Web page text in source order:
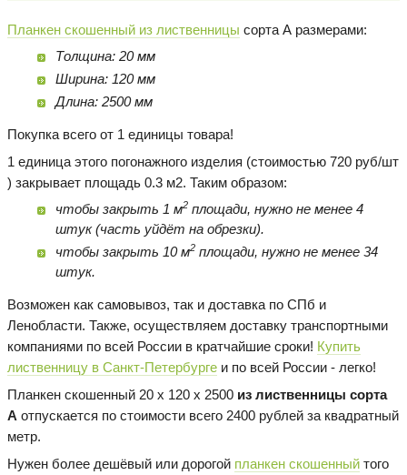
Планкен скошенный из лиственницы сорта А размерами:
Толщина: 20 мм
Ширина: 120 мм
Длина: 2500 мм
Покупка всего от 1 единицы товара!
1 единица этого погонажного изделия (стоимостью 720 руб/шт
) закрывает площадь 0.3 м2. Таким образом:
чтобы закрыть 1 м2площади, нужно не менее 4
штук (часть уйдёт на обрезки).
чтобы закрыть 10 м2площади, нужно не менее 34
штук.
Возможен как самовывоз, так и доставка по СПб и
Ленобласти. Также, осуществляем доставку транспортными
компаниями по всей России в кратчайшие сроки! Купить
лиственницу в Санкт-Петербурге и по всей России - легко!
Планкен скошенный 20 х 120 х 2500 из лиственницы сорта
А отпускается по стоимости всего 2400 рублей за квадратный
метр.
Нужен более дешёвый или дорогой планкен скошенный того